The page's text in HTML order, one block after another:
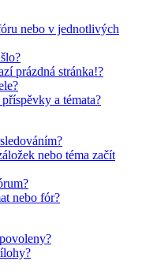
nebo v jednotlivých
prázdná stránka!?
a témata?
nebo téma začít
nebo fór?